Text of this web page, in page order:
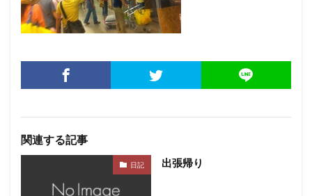
関連する記事
日記 出張帰り